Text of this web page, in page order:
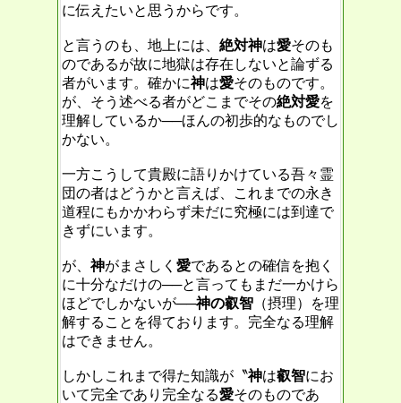
に伝えたいと思うからです。
と言うのも、地上には、 絶対神は愛そのも
のであるが故に地獄は存在しないと論ずる
者がいます。確かに神は愛そのものです。
が、そう述べる者がどこまでその絶対愛を
理解しているか──ほんの初歩的なものでし
かない。
一方こうして貴殿に語りかけている吾々霊
団の者はどうかと言えば、これまでの永き
道程にもかかわらず未だに究極には到達で
きずにいます。
が、神がまさしく 愛であるとの確信を抱く
に十分なだけの──と言ってもまだ一かけら
ほどでしかないが──神の叡智 （摂理）を理
解することを得ております。完全なる理解
はできません。
しかしこれまで得た知識が〝神は叡智にお
いて完全であり完全なる愛そのものであ